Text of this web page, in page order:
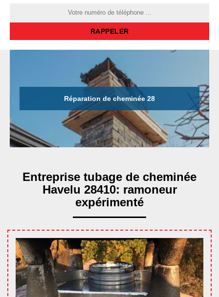
Réparation de cheminée 28
Entreprise tubage de cheminée
Havelu 28410: ramoneur
expérimenté